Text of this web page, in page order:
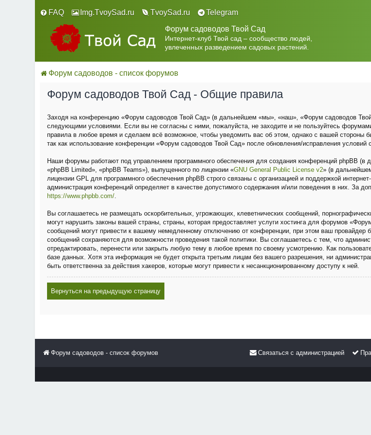
FAQ Img.TvoySad.ru TvoySad.ru
Telegram
Форум садоводов Твой Сад
Интернет-клуб Твой сад – сообщество людей,
увлеченных разведением садовых растений.
Форум садоводов - список форумов
Форум садоводов Твой Сад - Общие правила
Заходя на конференцию «Форум садоводов Твой Сад» (в дальнейшем «мы», «наш», «Форум садоводов
следующими условиями. Если вы не согласны с ними, пожалуйста, не заходите и не пользуйтесь
правила в любое время и сделаем всё возможное, чтобы уведомить вас об этом, однако с вашей стороны
так как использование конференции «Форум садоводов Твой Сад» после обновления/исправления условий
Наши форумы работают под управлением программного обеспечения для создания конференций phpBB (в
«phpBB Limited», «phpBB Teams»), выпущенного по лицензии «GNU General Public License v2» (в
лицензии GPL для программного обеспечения phpBB строго связаны с организацией и поддержкой
администрация конференций определяет в качестве допустимого содержания и/или поведения в них. За
https://www.phpbb.com/.
Вы соглашаетесь не размещать оскорбительных, угрожающих, клеветнических сообщений,
могут нарушить законы вашей страны, страны, которая предоставляет услуги хостинга для форумов
сообщений могут привести к вашему немедленному отключению от конференции, при этом ваш провайдер
сообщений сохраняются для возможности проведения такой политики. Вы соглашаетесь с тем, что
отредактировать, перенести или закрыть любую тему в любое время по своему усмотрению. Как
базе данных. Хотя эта информация не будет открыта третьим лицам без вашего разрешения, ни
быть ответственна за действия хакеров, которые могут привести к несанкционированному доступу к ней.
Вернуться на предыдущую страницу
Форум садоводов - список форумов Связаться с администрацией